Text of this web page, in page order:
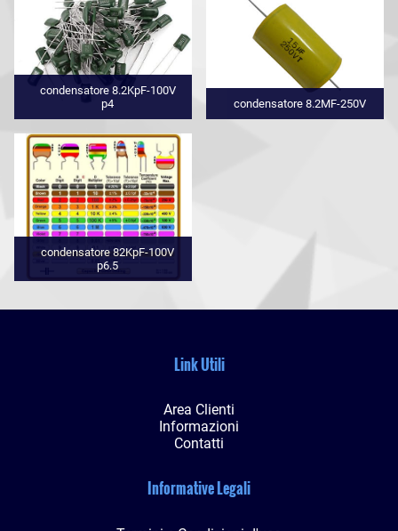
condensatore 8.2KpF-100V
p4
condensatore 8.2MF-250V
condensatore 82KpF-100V
p6.5
Link Utili
Area Clienti
Informazioni
Contatti
Informative Legali